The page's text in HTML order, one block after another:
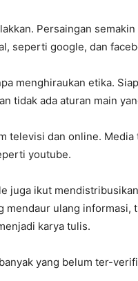
Persaingan
seperti google, dan
menghiraukan etika.
tidak ada aturan main
televisi dan online.
youtube.
juga ikut
mendaur ulang informasi,
karya tulis.
yang belum ter-